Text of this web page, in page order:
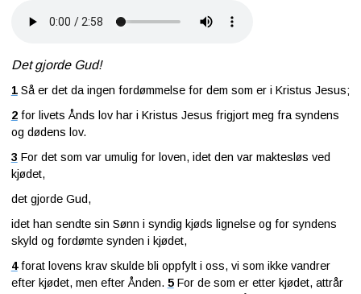
Det gjorde Gud!
1 Så er det da ingen fordømmelse for dem som er i Kristus Jesus;
2 for livets Ånds lov har i Kristus Jesus frigjort meg fra syndens
og dødens lov.
3 For det som var umulig for loven, idet den var maktesløs ved
kjødet,
det gjorde Gud,
idet han sendte sin Sønn i syndig kjøds lignelse og for syndens
skyld og fordømte synden i kjødet,
4 forat lovens krav skulde bli oppfylt i oss, vi som ikke vandrer
efter kjødet, men efter Ånden. 5 For de som er etter kjødet, attrår